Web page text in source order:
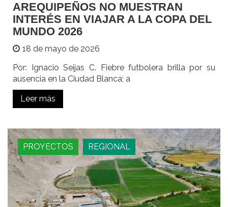
AREQUIPEÑOS NO MUESTRAN
INTERÉS EN VIAJAR A LA COPA DEL
MUNDO 2026
18 de mayo de 2026
Por: Ignacio Seijas C. Fiebre futbolera brilla por su
ausencia en la Ciudad Blanca; a
Leer más
PROYECTOS REGIONAL